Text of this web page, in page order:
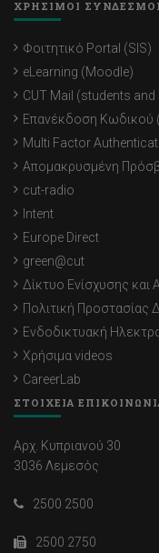
ΧΡΗΣΙΜΟΙ ΣΥΝΔΕΣΜΟΙ
Φοιτητικό Portal (SIS)
eLearning (Moodle)
CUT Mail (students
Επανέκδοση Κωδικού
Multi Factor
Απομακρυσμένη
cut-radio
Intent
Europe Direct
green@cut
Δίκτυο Ενίσχυσης
Πολιτική
Ενδοδικτυακή
Χρήσιμα videos
CareerLab
ΣΤΟΙΧΕΙΑ
Αρχ. Κυπριανού 30
3036 Λεμεσός
2500 2500
2500 2750